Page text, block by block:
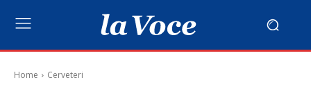
Home Cerveteri